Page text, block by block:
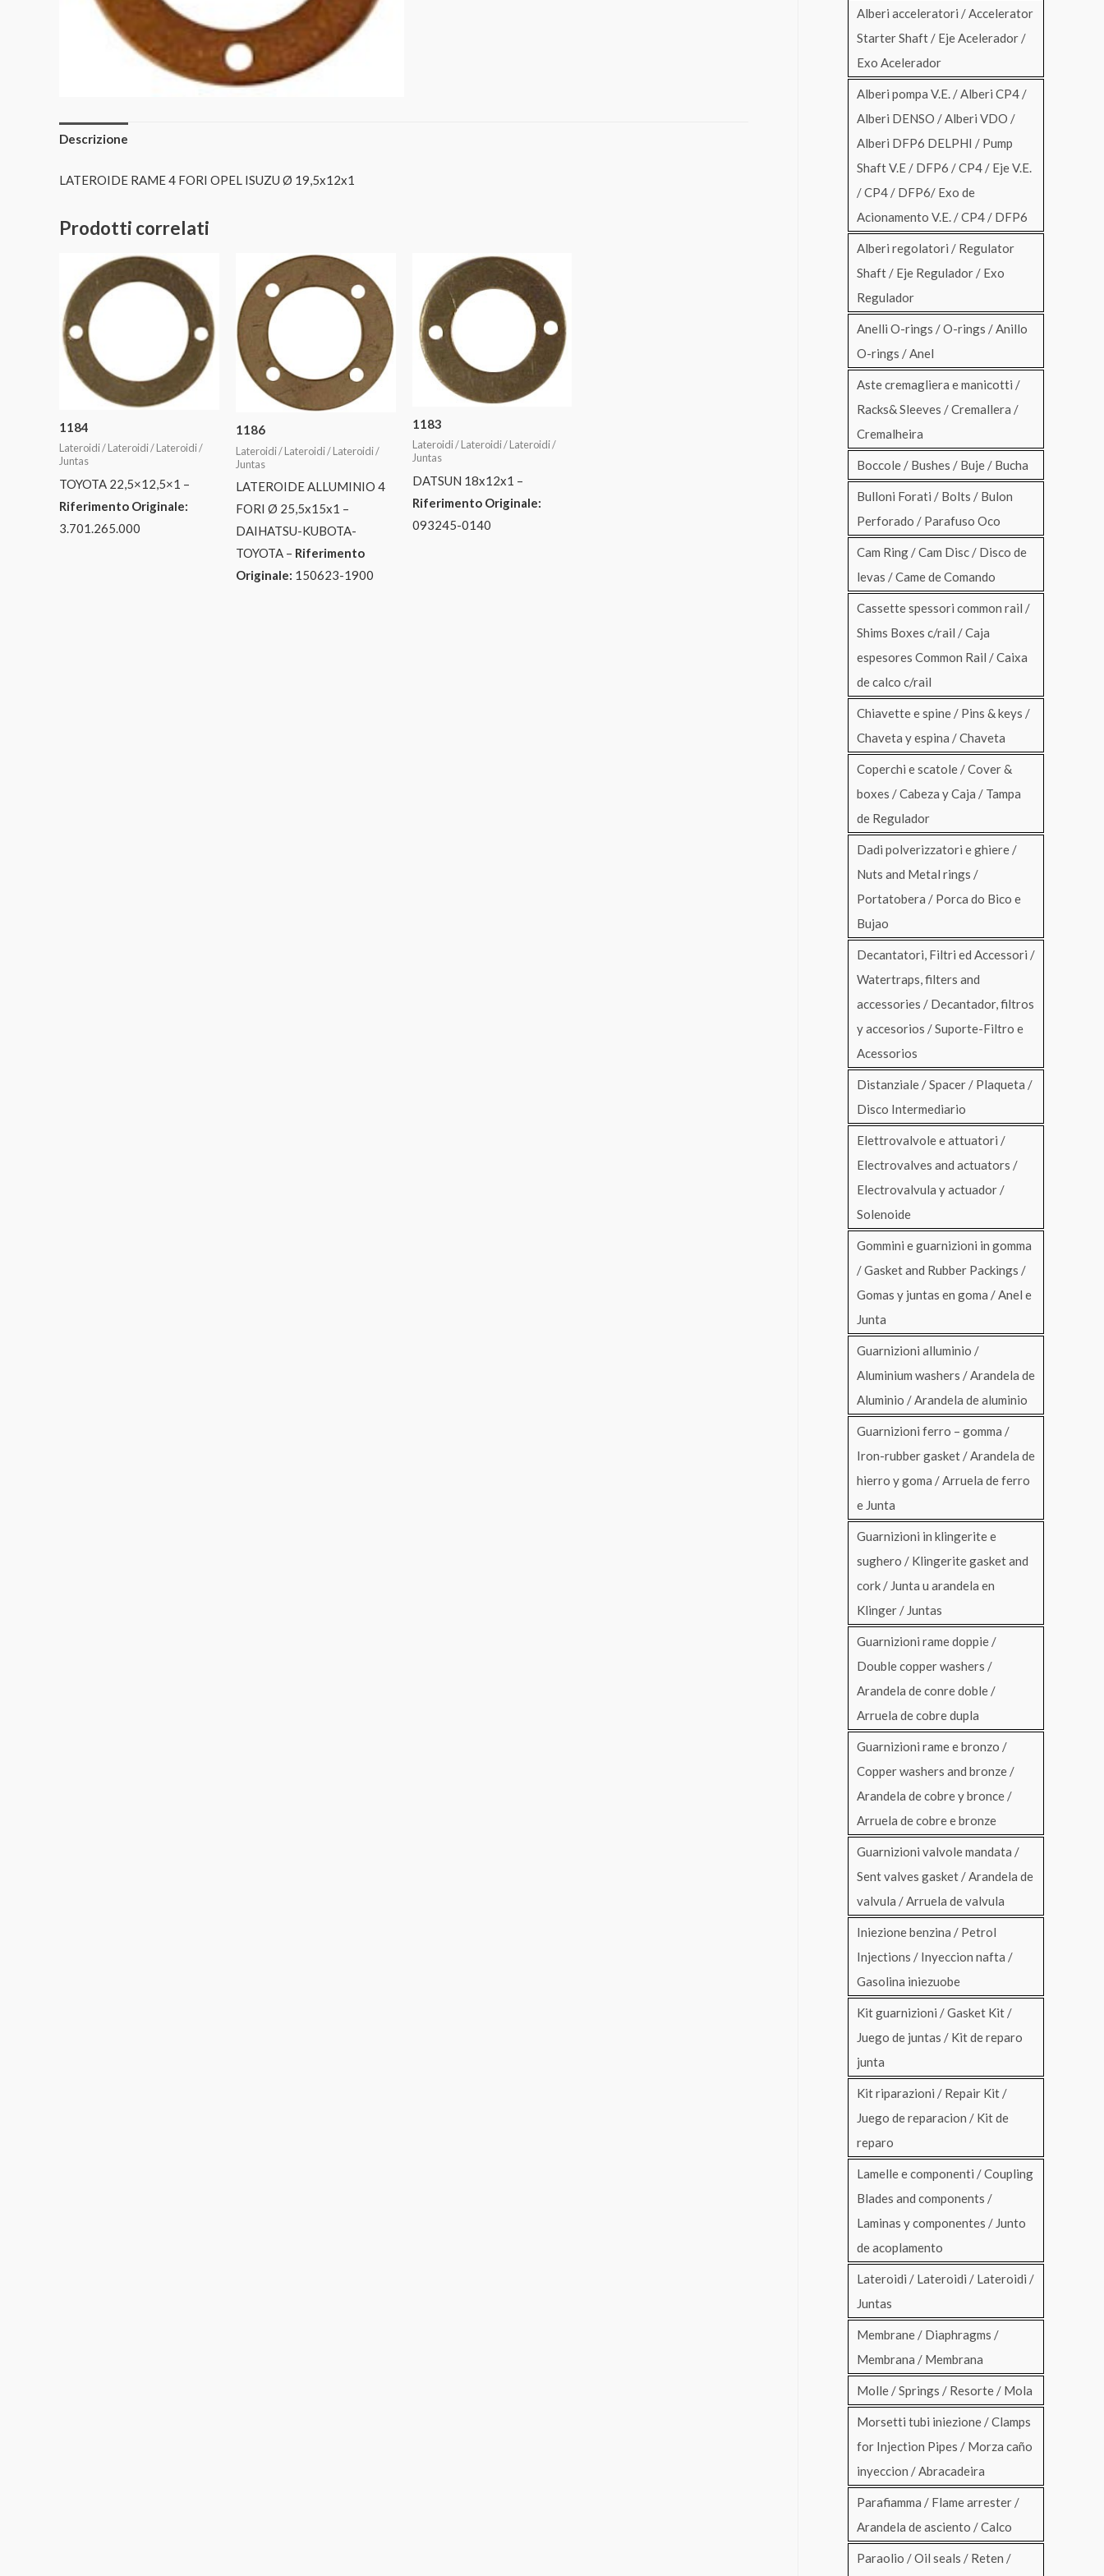
Descrizione
LATEROIDE RAME 4 FORI OPEL ISUZU Ø 19,5x12x1
Prodotti correlati
1184
Lateroidi / Lateroidi / Lateroidi /
Juntas
TOYOTA 22,5×12,5×1 –
Riferimento Originale:
3.701.265.000
1186
Lateroidi / Lateroidi / Lateroidi /
Juntas
LATEROIDE ALLUMINIO 4
FORI Ø 25,5x15x1 –
DAIHATSU-KUBOTA-
TOYOTA – Riferimento
Originale: 150623-1900
1183
Lateroidi / Lateroidi / Lateroidi /
Juntas
DATSUN 18x12x1 –
Riferimento Originale:
093245-0140
Alberi acceleratori / Accelerator
Starter Shaft / Eje Acelerador /
Exo Acelerador
Alberi pompa V.E. / Alberi CP4 /
Alberi DENSO / Alberi VDO /
Alberi DFP6 DELPHI / Pump
Shaft V.E / DFP6 / CP4 / Eje V.E.
/ CP4 / DFP6/ Exo de
Acionamento V.E. / CP4 / DFP6
Alberi regolatori / Regulator
Shaft / Eje Regulador / Exo
Regulador
Anelli O-rings / O-rings / Anillo
O-rings / Anel
Aste cremagliera e manicotti /
Racks& Sleeves / Cremallera /
Cremalheira
Boccole / Bushes / Buje / Bucha
Bulloni Forati / Bolts / Bulon
Perforado / Parafuso Oco
Cam Ring / Cam Disc / Disco de
levas / Came de Comando
Cassette spessori common rail /
Shims Boxes c/rail / Caja
espesores Common Rail / Caixa
de calco c/rail
Chiavette e spine / Pins & keys /
Chaveta y espina / Chaveta
Coperchi e scatole / Cover &
boxes / Cabeza y Caja / Tampa
de Regulador
Dadi polverizzatori e ghiere /
Nuts and Metal rings /
Portatobera / Porca do Bico e
Bujao
Decantatori, Filtri ed Accessori /
Watertraps, filters and
accessories / Decantador, filtros
y accesorios / Suporte-Filtro e
Acessorios
Distanziale / Spacer / Plaqueta /
Disco Intermediario
Elettrovalvole e attuatori /
Electrovalves and actuators /
Electrovalvula y actuador /
Solenoide
Gommini e guarnizioni in gomma
/ Gasket and Rubber Packings /
Gomas y juntas en goma / Anel e
Junta
Guarnizioni alluminio /
Aluminium washers / Arandela de
Aluminio / Arandela de aluminio
Guarnizioni ferro – gomma /
Iron-rubber gasket / Arandela de
hierro y goma / Arruela de ferro
e Junta
Guarnizioni in klingerite e
sughero / Klingerite gasket and
cork / Junta u arandela en
Klinger / Juntas
Guarnizioni rame doppie /
Double copper washers /
Arandela de conre doble /
Arruela de cobre dupla
Guarnizioni rame e bronzo /
Copper washers and bronze /
Arandela de cobre y bronce /
Arruela de cobre e bronze
Guarnizioni valvole mandata /
Sent valves gasket / Arandela de
valvula / Arruela de valvula
Iniezione benzina / Petrol
Injections / Inyeccion nafta /
Gasolina iniezuobe
Kit guarnizioni / Gasket Kit /
Juego de juntas / Kit de reparo
junta
Kit riparazioni / Repair Kit /
Juego de reparacion / Kit de
reparo
Lamelle e componenti / Coupling
Blades and components /
Laminas y componentes / Junto
de acoplamento
Lateroidi / Lateroidi / Lateroidi /
Juntas
Membrane / Diaphragms /
Membrana / Membrana
Molle / Springs / Resorte / Mola
Morsetti tubi iniezione / Clamps
for Injection Pipes / Morza caño
inyeccion / Abracadeira
Parafiamma / Flame arrester /
Arandela de asciento / Calco
Paraolio / Oil seals / Reten /